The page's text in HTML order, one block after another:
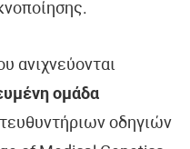
ανιχνεύονται
ομάδα
οδηγιών